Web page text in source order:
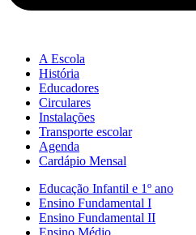
A Escola
História
Educadores
Circulares
Instalações
Transporte escolar
Agenda
Cardápio Mensal
Educação Infantil e 1º ano
Ensino Fundamental I
Ensino Fundamental II
Ensino Médio